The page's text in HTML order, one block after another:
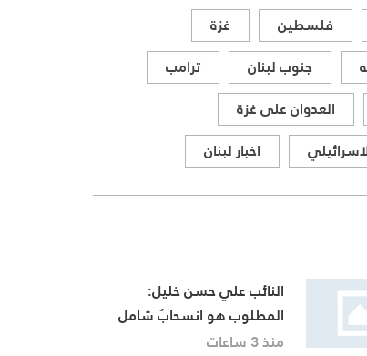
فلسطين
غزة
جنوب لبنان
ترامب
العدوان على غزة
اخبار لبنان
النائب علي حسن خليل:
المطلوب هو انسحابٌ شامل
وكامل للعدو من الجنوب
منذ 3 ساعات